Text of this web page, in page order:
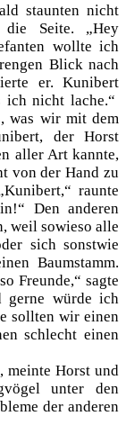
staunten nicht
Seite. „Hey
wollte ich
Blick nach
er. Kunibert
ich nicht lache.“
was wir mit dem
der Horst
aller Art kannte,
von der Hand zu
raunte
Den anderen
weil sowieso alle
sich sonstwie
Baumstamm.
Freunde,“ sagte
gerne würde ich
sollten wir einen
schlecht einen
meinte Horst und
unter den
der anderen